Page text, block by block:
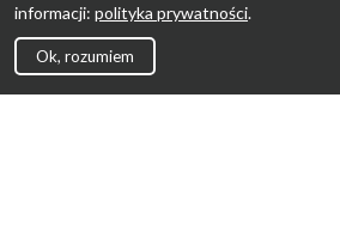
informacji: polityka prywatności.
Ok, rozumiem